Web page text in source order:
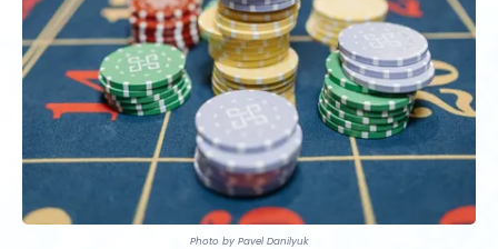
Photo by Pavel Danilyuk